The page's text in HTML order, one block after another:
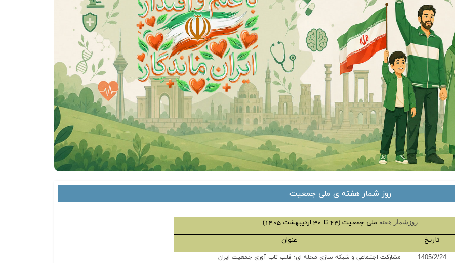
روز شمار هفته ی ملی جمعیت
روزشمار هفته ملی جمعیت (24 تا 30 اردیبهشت 1405)
تاریخ عنوان
1405/2/24 مشارکت اجتماعی و شبکه سازی محله ای؛ قلب تاب آوری جمعیت ایران